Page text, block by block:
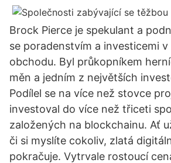
Brock Pierce je spekulant a
se poradenstvím a investicemi
obchodu. Byl průkopníkem
měn a jedním z největších
Podílel se na více než stovce
investoval do více než třiceti
založených na blockchainu. Ať
či si myslíte cokoliv, zlatá
pokračuje. Vytrvale rostoucí